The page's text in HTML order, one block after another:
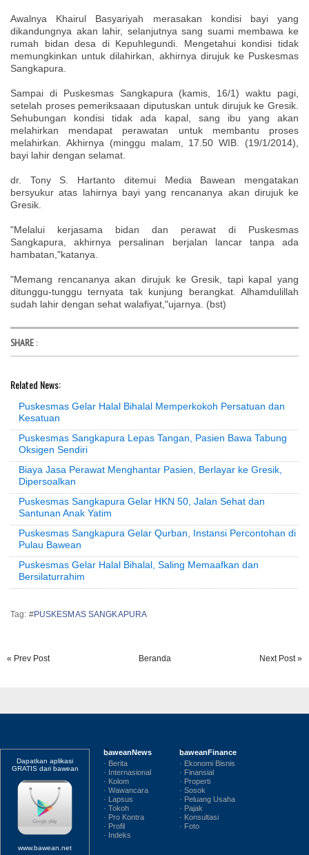
Awalnya Khairul Basyariyah merasakan kondisi bayi yang
dikandungnya akan lahir, selanjutnya sang suami membawa ke
rumah bidan desa di Kepuhlegundi. Mengetahui kondisi tidak
memungkinkan untuk dilahirkan, akhirnya dirujuk ke Puskesmas
Sangkapura.
Sampai di Puskesmas Sangkapura (kamis, 16/1) waktu pagi,
setelah proses pemeriksaaan diputuskan untuk dirujuk ke Gresik.
Sehubungan kondisi tidak ada kapal, sang ibu yang akan
melahirkan mendapat perawatan untuk membantu proses
melahirkan. Akhirnya (minggu malam, 17.50 WIB. (19/1/2014),
bayi lahir dengan selamat.
dr. Tony S. Hartanto ditemui Media Bawean mengatakan
bersyukur atas lahirnya bayi yang rencananya akan dirujuk ke
Gresik.
"Melalui kerjasama bidan dan perawat di Puskesmas
Sangkapura, akhirnya persalinan berjalan lancar tanpa ada
hambatan,"katanya.
"Memang rencananya akan dirujuk ke Gresik, tapi kapal yang
ditunggu-tunggu ternyata tak kunjung berangkat. Alhamdulillah
sudah lahir dengan sehat walafiyat,"ujarnya. (bst)
SHARE :
Related News:
Puskesmas Gelar Halal Bihalal Memperkokoh Persatuan dan
Kesatuan
Puskesmas Sangkapura Lepas Tangan, Pasien Bawa Tabung
Oksigen Sendiri
Biaya Jasa Perawat Menghantar Pasien, Berlayar ke Gresik,
Dipersoalkan
Puskesmas Sangkapura Gelar HKN 50, Jalan Sehat dan
Santunan Anak Yatim
Puskesmas Sangkapura Gelar Qurban, Instansi Percontohan di
Pulau Bawean
Puskesmas Gelar Halal Bihalal, Saling Memaafkan dan
Bersilaturrahim
Tag: #PUSKESMAS SANGKAPURA
« Prev Post Next Post »
Beranda
Dapatkan aplikasi
GRATIS dari bawean
www.bawean.net
baweanNews
· Berita
· Internasional
· Kolom
· Wawancara
· Lapsus
· Tokoh
· Pro Kontra
· Profil
· Indeks
baweanFinance
· Ekonomi Bisnis
· Finansial
· Properti
· Sosok
· Peluang Usaha
· Pajak
· Konsultasi
· Foto